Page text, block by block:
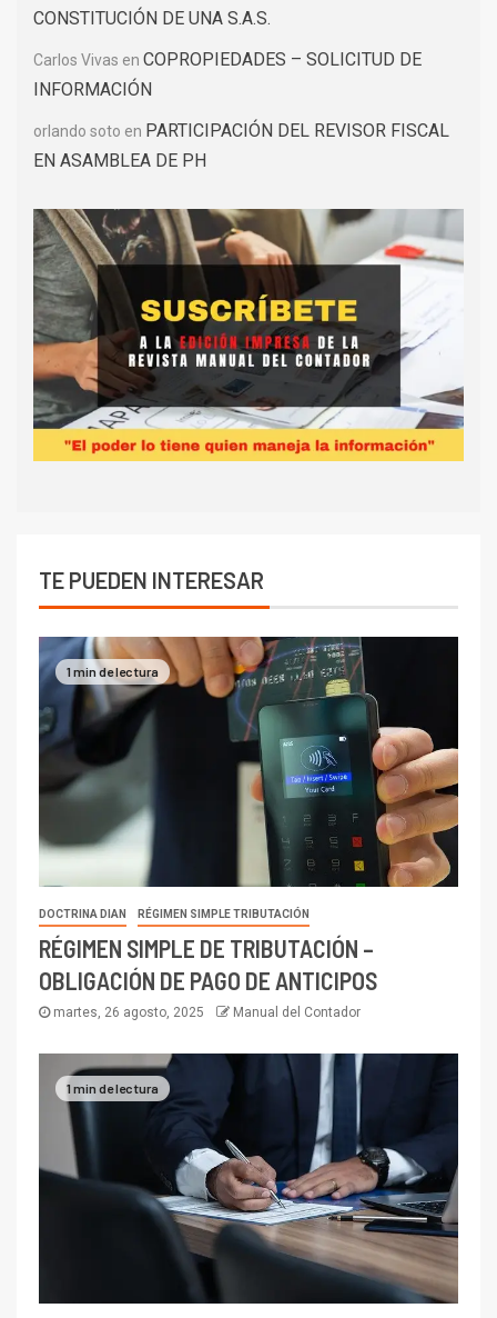
CONSTITUCIÓN DE UNA S.A.S.
Carlos Vivas en COPROPIEDADES – SOLICITUD DE
INFORMACIÓN
orlando soto en PARTICIPACIÓN DEL REVISOR FISCAL
EN ASAMBLEA DE PH
TE PUEDEN INTERESAR
1 min de lectura
DOCTRINA DIAN RÉGIMEN SIMPLE TRIBUTACIÓN
RÉGIMEN SIMPLE DE TRIBUTACIÓN –
OBLIGACIÓN DE PAGO DE ANTICIPOS
martes, 26 agosto, 2025 Manual del Contador
1 min de lectura